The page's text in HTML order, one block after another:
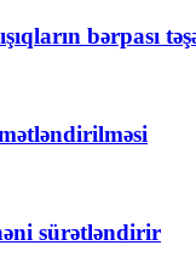
bərpası
sürətləndirir